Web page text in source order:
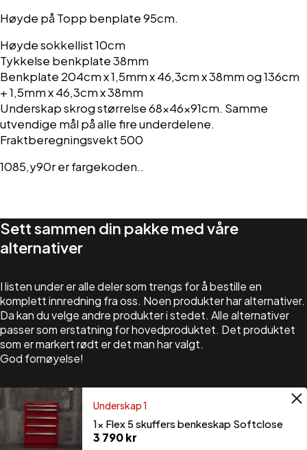
Høyde på Topp benplate 95cm.
Høyde sokkellist 10cm
Tykkelse benkplate 38mm
Benkplate 204cm x 1,5mm x 46,3cm x 38mm og 136cm
+ 1,5mm x 46,3cm x 38mm
Underskap skrog størrelse 68x46x91cm. Samme
utvendige mål på alle fire underdelene.
Fraktberegningsvekt 500
1085,y90r er fargekoden..
Sett sammen din pakke med våre
alternativer
I listen under er alle deler som trengs for å bestille en
komplett innredning fra oss. Noen produkter har alternativer.
Da kan du velge andre produkter i stedet. Alle alternativer
passer som erstatning for hovedproduktet. Det produktet
som er markert rødt er det man har valgt.
God fornøyelse!
Underskap 1
1× Flex 5 skuffers benkeskap Softclose
3 790kr